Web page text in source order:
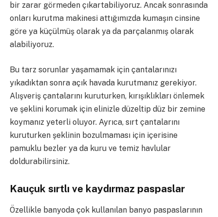
bir zarar görmeden çıkartabiliyoruz. Ancak sonrasında
onları kurutma makinesi attığımızda kumaşın cinsine
göre ya küçülmüş olarak ya da parçalanmış olarak
alabiliyoruz.
Bu tarz sorunlar yaşamamak için çantalarınızı
yıkadıktan sonra açık havada kurutmanız gerekiyor.
Alışveriş çantalarını kuruturken, kırışıklıkları önlemek
ve şeklini korumak için elinizle düzeltip düz bir zemine
koymanız yeterli oluyor. Ayrıca, sırt çantalarını
kuruturken şeklinin bozulmaması için içerisine
pamuklu bezler ya da kuru ve temiz havlular
doldurabilirsiniz.
Kauçuk sırtlı ve kaydırmaz paspaslar
Özellikle banyoda çok kullanılan banyo paspaslarının